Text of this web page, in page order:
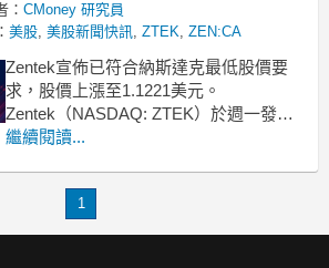
： CMoney 研究員
美股, 美股新聞快訊, ZTEK, ZEN:CA
Zentek宣佈已符合納斯達克最低股價要
求，股價上漲至1.1221美元。
Zentek（NASDAQ: ZTEK）於週一發佈
公告，表示公司已獲得納斯達克的通
此訊息令ZTEK股價上揚2.94%，目前為
繼續閱讀...
1